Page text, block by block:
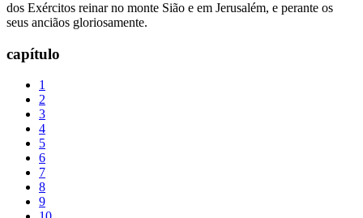
dos Exércitos reinar no monte Sião e em Jerusalém, e perante os
seus anciãos gloriosamente.
capítulo
1
2
3
4
5
6
7
8
9